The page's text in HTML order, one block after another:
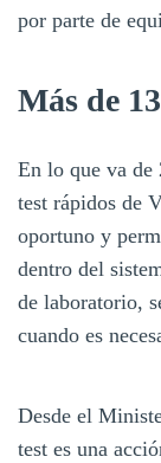
por parte de
Más de
En lo que va de
test rápidos de
oportuno y
dentro del
de laboratorio,
cuando es
Desde el
test es una